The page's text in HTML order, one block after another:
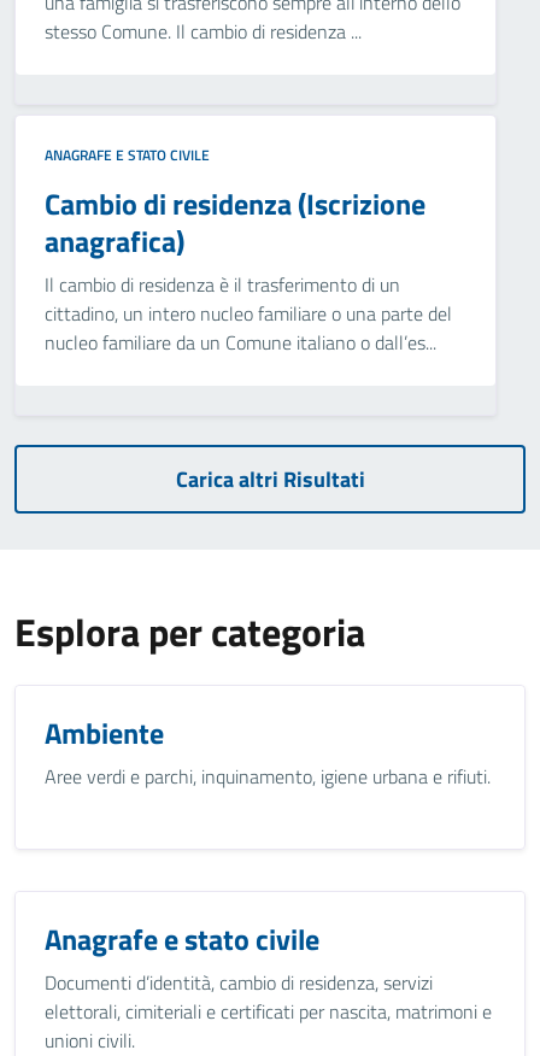
stesso Comune. Il cambio di residenza ...
ANAGRAFE E STATO CIVILE
Cambio di residenza (Iscrizione
anagrafica)
Il cambio di residenza è il trasferimento di un
cittadino, un intero nucleo familiare o una parte del
nucleo familiare da un Comune italiano o dall’es...
Carica altri Risultati
Esplora per categoria
Ambiente
Aree verdi e parchi, inquinamento, igiene urbana e rifiuti.
Anagrafe e stato civile
Documenti d’identità, cambio di residenza, servizi
elettorali, cimiteriali e certificati per nascita, matrimoni e
unioni civili.